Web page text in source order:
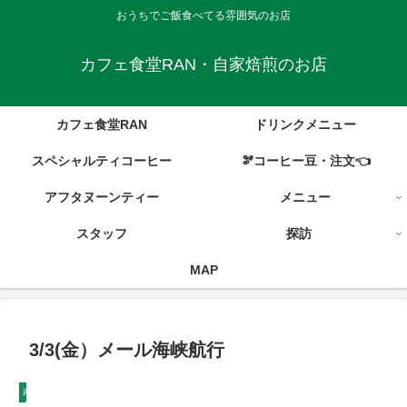
おうちでご飯食べてる雰囲気のお店
カフェ食堂RAN・自家焙煎のお店
カフェ食堂RAN ドリンクメニュー
スペシャルティコーヒー 🫘コーヒー豆・注文👈
アフタヌーンティー メニュー
スタッフ 探訪
MAP
3/3(金）メール海峡航行
南極